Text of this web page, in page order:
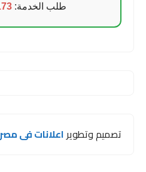
طلب الخدمة:
تصميم وتطويراعلانات فى مصر